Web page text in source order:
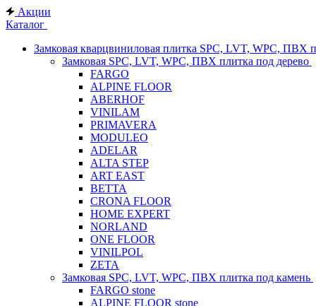
Акции
Каталог
Замковая кварцвиниловая плитка SPC, LVT, WPC, ПВХ
Замковая SPC, LVT, WPC, ПВХ плитка под дерево
FARGO
ALPINE FLOOR
ABERHOF
VINILAM
PRIMAVERA
MODULEO
ADELAR
ALTA STEP
ART EAST
BETTA
CRONA FLOOR
HOME EXPERT
NORLAND
ONE FLOOR
VINILPOL
ZETA
Замковая SPC, LVT, WPC, ПВХ плитка под камень
FARGO stone
ALPINE FLOOR stone